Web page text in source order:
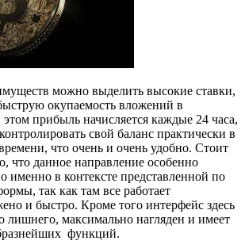
можно выделить высокие ставки,
окупаемость вложений в
прибыль начисляется каждые 24 часа,
свой баланс практически в
что очень и очень удобно. Стоит
что данное направление особенно
именно в контексте представленной по
так как там все работает
и быстро. Кроме того интерфейс здесь
лишнего, максимально нагляден и имеет
функций.